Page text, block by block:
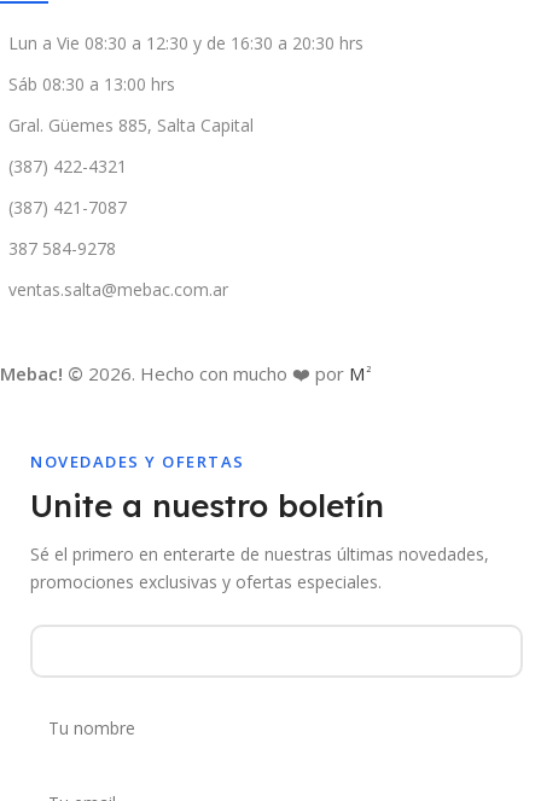
Lun a Vie 08:30 a 12:30 y de 16:30 a 20:30 hrs
Sáb 08:30 a 13:00 hrs
Gral. Güemes 885, Salta Capital
(387) 422-4321
(387) 421-7087
387 584-9278
ventas.salta@mebac.com.ar
Mebac! © 2026. Hecho con mucho ❤️ por M 2
NOVEDADES Y OFERTAS
Unite a nuestro boletín
Sé el primero en enterarte de nuestras últimas novedades,
promociones exclusivas y ofertas especiales.